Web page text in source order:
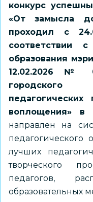
конкурс
«От замысла
проходил с
соответствии
образования
12.02.2026 №
городского
воплощения» в
направлен на
лучших
творческого
педагогов,
образовательных